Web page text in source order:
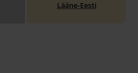
Lääne-Eesti